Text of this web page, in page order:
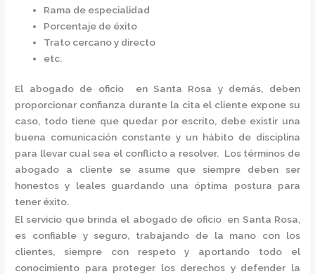
Rama de especialidad
Porcentaje de éxito
Trato cercano y directo
etc.
El abogado de oficio en Santa Rosa y demás, deben
proporcionar confianza durante la cita el cliente expone su
caso, todo tiene que quedar por escrito, debe existir una
buena comunicación constante y un hábito de disciplina
para llevar cual sea el conflicto a resolver. Los términos de
abogado a cliente se asume que siempre deben ser
honestos y leales guardando una óptima postura para
tener éxito.
El servicio que brinda el abogado de oficio en Santa Rosa,
es confiable y seguro, trabajando de la mano con los
clientes, siempre con respeto y aportando todo el
conocimiento para proteger los derechos y defender la